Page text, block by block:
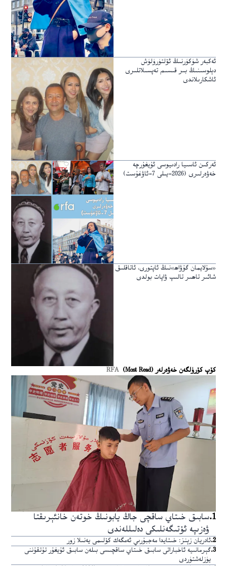
ئەكبەر شۈكۈرنىڭ ئۆلتۈرۈلۈش
دېلوسىنىڭ بىر قىسىم تەپسىلاتلىرى
ئاشكارىلاندى
ئەركىن ئاسىيا رادىيوسى ئۇيغۇرچە
خەۋەرلىرى (2026-يىلى 7-ئاۋغۇست)
«سۇلايمان گۇۋاھ»نىڭ ئاپتورى، ئاتاقلىق
شائىر تاھىر تالىپ ۋاپات بولدى
كۆپ كۆرۈلگەن خەۋەرلەر (Most Read) RFA
1
.سابىق خىتاي ساقچى جاڭ يابونىڭ خوتەن خانئېرىقتا
ۋەزىپە ئۆتىگەنلىكى دەلىللەندى
2
.ئادريان زېنز: خىتايدا مەجبۇرىي ئەمگەك كۆلىمى يەنىلا زور
3
.گېرمانىيە ئاخباراتى سابىق خىتاي ساقچىسى بىلەن سابىق ئۇيغۇر تۇتقۇننى
يۈزلەشتۈردى